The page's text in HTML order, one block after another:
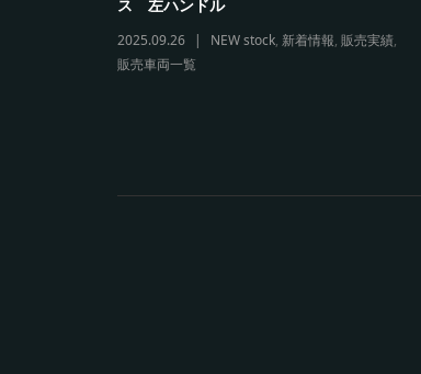
ス 左ハンドル
2025.09.26 NEW stock, 新着情報, 販売実績,
販売車両一覧